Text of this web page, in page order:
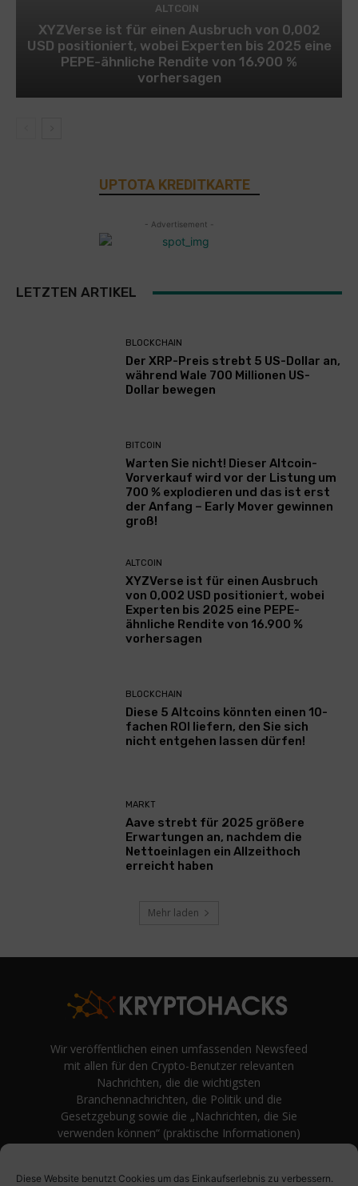
Diese Website benutzt Cookies um das Einkaufserlebnis zu verbessern.
ALTCOIN
XYZVerse ist für einen Ausbruch von 0,002
USD positioniert, wobei Experten bis 2025 eine
PEPE-ähnliche Rendite von 16.900 %
vorhersagen
UPTOTA KREDITKARTE
- Advertisement -
LETZTEN ARTIKEL
BLOCKCHAIN
Der XRP-Preis strebt 5 US-Dollar an,
während Wale 700 Millionen US-
Dollar bewegen
BITCOIN
Warten Sie nicht! Dieser Altcoin-
Vorverkauf wird vor der Listung um
700 % explodieren und das ist erst
der Anfang – Early Mover gewinnen
groß!
ALTCOIN
XYZVerse ist für einen Ausbruch
von 0,002 USD positioniert, wobei
Experten bis 2025 eine PEPE-
ähnliche Rendite von 16.900 %
vorhersagen
BLOCKCHAIN
Diese 5 Altcoins könnten einen 10-
fachen ROI liefern, den Sie sich
nicht entgehen lassen dürfen!
MARKT
Aave strebt für 2025 größere
Erwartungen an, nachdem die
Nettoeinlagen ein Allzeithoch
erreicht haben
Mehr laden
Wir veröffentlichen einen umfassenden Newsfeed
mit allen für den Crypto-Benutzer relevanten
Nachrichten, die die wichtigsten
Branchennachrichten, die Politik und die
Gesetzgebung sowie die „Nachrichten, die Sie
verwenden können“ (praktische Informationen)